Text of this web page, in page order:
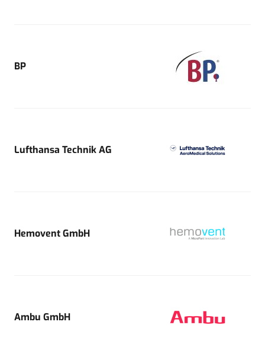
BP
Lufthansa Technik AG
Hemovent GmbH
Ambu GmbH